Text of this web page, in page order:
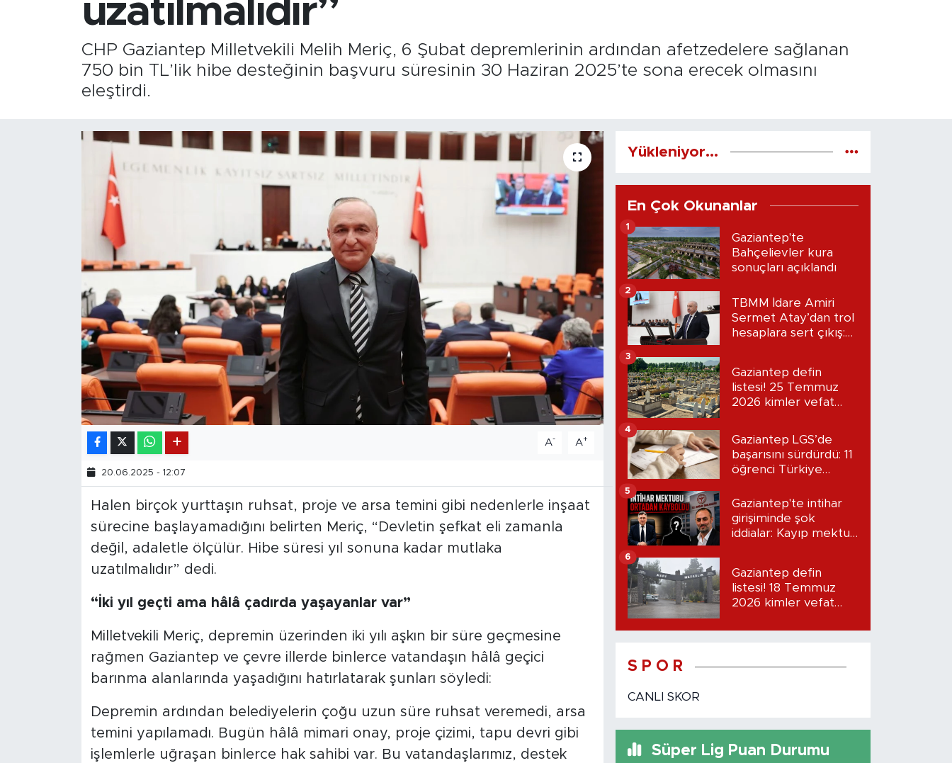
uzatılmalıdır”
CHP Gaziantep Milletvekili Melih Meriç, 6 Şubat depremlerinin ardından afetzedelere sağlanan
750 bin TL’lik hibe desteğinin başvuru süresinin 30 Haziran 2025’te sona erecek olmasını
eleştirdi.
A- A+
20.06.2025 - 12:07
Halen birçok yurttaşın ruhsat, proje ve arsa temini gibi nedenlerle inşaat
sürecine başlayamadığını belirten Meriç, “Devletin şefkat eli zamanla
değil, adaletle ölçülür. Hibe süresi yıl sonuna kadar mutlaka
uzatılmalıdır” dedi.
“İki yıl geçti ama hâlâ çadırda yaşayanlar var”
Milletvekili Meriç, depremin üzerinden iki yılı aşkın bir süre geçmesine
rağmen Gaziantep ve çevre illerde binlerce vatandaşın hâlâ geçici
barınma alanlarında yaşadığını hatırlatarak şunları söyledi:
Depremin ardından belediyelerin çoğu uzun süre ruhsat veremedi, arsa
temini yapılamadı. Bugün hâlâ mimari onay, proje çizimi, tapu devri gibi
işlemlerle uğraşan binlerce hak sahibi var. Bu vatandaşlarımız, destek
Yükleniyor...
En Çok Okunanlar
Gaziantep'te
Bahçelievler kura
sonuçları açıklandı
1
TBMM İdare Amiri
Sermet Atay’dan trol
hesaplara sert çıkış:
2
Gaziantep defin
listesi! 25 Temmuz
2026 kimler vefat
3
Gaziantep LGS’de
başarısını sürdürdü: 11
öğrenci Türkiye
4
Gaziantep'te intihar
girişiminde şok
iddialar: Kayıp mektup
5
Gaziantep defin
listesi! 18 Temmuz
2026 kimler vefat
6
S P O R
CANLI SKOR
Süper Lig Puan Durumu